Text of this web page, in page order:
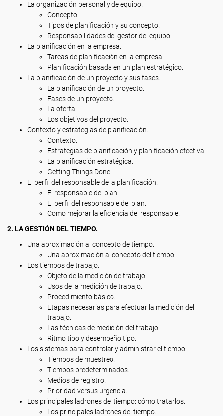
La organización personal y de equipo.
Concepto.
Tipos de planificación y su concepto.
Responsabilidades del gestor del equipo.
La planificación en la empresa.
Tareas de planificación en la empresa.
Planificación basada en un plan estratégico.
La planificación de un proyecto y sus fases.
La planificación de un proyecto.
Fases de un proyecto.
La oferta.
Los objetivos del proyecto.
Contexto y estrategias de planificación.
Contexto.
Estrategias de planificación y planificación efectiva.
La planificación estratégica.
Getting Things Done.
El perfil del responsable de la planificación.
El responsable del plan.
El perfil del responsable del plan.
Como mejorar la eficiencia del responsable.
2. LA GESTIÓN DEL TIEMPO.
Una aproximación al concepto de tiempo.
Una aproximación al concepto del tiempo.
Los tiempos de trabajo.
Objeto de la medición de trabajo.
Usos de la medición de trabajo.
Procedimiento básico.
Etapas necesarias para efectuar la medición del
trabajo.
Las técnicas de medición del trabajo.
Ritmo tipo y desempeño tipo.
Los sistemas para controlar y administrar el tiempo.
Tiempos de muestreo.
Tiempos predeterminados.
Medios de registro.
Prioridad versus urgencia.
Los principales ladrones del tiempo: cómo tratarlos.
Los principales ladrones del tiempo.